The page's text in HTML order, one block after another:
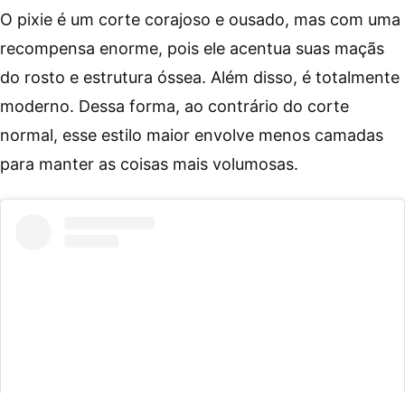
O pixie é um corte corajoso e ousado, mas com uma
recompensa enorme, pois ele acentua suas maçãs
do rosto e estrutura óssea. Além disso, é totalmente
moderno. Dessa forma, ao contrário do corte
normal, esse estilo maior envolve menos camadas
para manter as coisas mais volumosas.